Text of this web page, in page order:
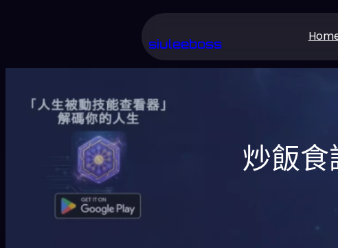
主
siuleeboss
炒飯